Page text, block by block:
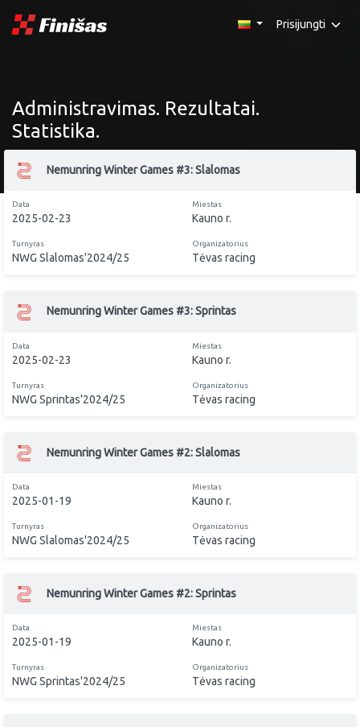
Prisijungti
Administravimas. Rezultatai.
Statistika.
Nemunring Winter Games #3: Slalomas
Data
2025-02-23
Miestas
Kauno r.
Turnyras
NWG Slalomas'2024/25
Organizatorius
Tėvas racing
Nemunring Winter Games #3: Sprintas
Data
2025-02-23
Miestas
Kauno r.
Turnyras
NWG Sprintas'2024/25
Organizatorius
Tėvas racing
Nemunring Winter Games #2: Slalomas
Data
2025-01-19
Miestas
Kauno r.
Turnyras
NWG Slalomas'2024/25
Organizatorius
Tėvas racing
Nemunring Winter Games #2: Sprintas
Data
2025-01-19
Miestas
Kauno r.
Turnyras
NWG Sprintas'2024/25
Organizatorius
Tėvas racing